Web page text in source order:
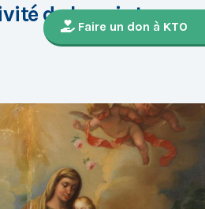
Faire un don à KTO
de la sainte